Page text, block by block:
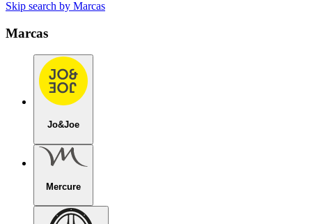
Skip search by Marcas
Marcas
Jo&Joe
Mercure